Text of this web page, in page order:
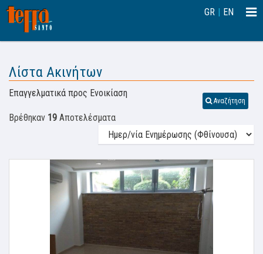
GR | EN
Λίστα Ακινήτων
Αναζήτηση
Επαγγελματικά προς Ενοικίαση
Βρέθηκαν 19 Αποτελέσματα